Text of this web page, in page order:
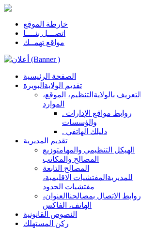
خارطة الموقع
اتصـــل بنــــا
مواقع تهمــك
الصفحة الرئيسية
تقديم الولاية البويرة
التعريف بالولاية التنظيم، الموقع،
الموارد
. روابط مواقع الإدارات
والؤسسات
. دليلك الهاتفي
تقديم المديرية
الهيكل التنظيمي والمهامتوزيع
المصالح والمكاتب
المصالح التابعة
للمديرية المفتشيات الاقليمية،
مفتشيات الحدود
روابط الاتصال بمصالحنا العنوان،
الهاتف، الفاكس
النصوص القانونية
ركن المستهلك